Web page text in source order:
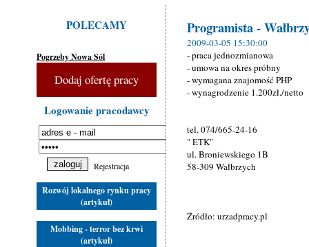
POLECAMY
Pogrzeby Nowa Sól
Dodaj ofertę pracy
Logowanie pracodawcy
Rejestracja
Rozwój lokalnego rynku pracy
(artykuł)
Mobbing - terror bez krwi
(artykuł)
Programista -
2009-03-05 15:30:00
- praca jednozmianowa
- umowa na okres próbny
- wymagana znajomość PHP
- wynagrodzenie 1.200zł./netto
tel. 074/665-24-16
" ETK"
ul. Broniewskiego 1B
58-309 Wałbrzych
Źródło: urzadpracy.pl